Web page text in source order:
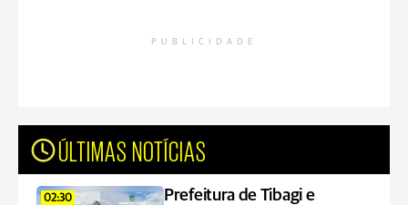
PUBLICIDADE
ÚLTIMAS NOTÍCIAS
02:30
Prefeitura de Tibagi e